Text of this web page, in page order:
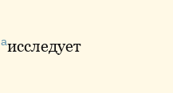
аисследует